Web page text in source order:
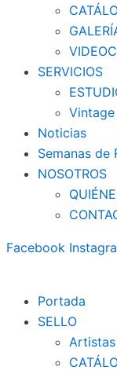
SERVICIOS
Noticias
Semanas de
NOSOTROS
Facebook
Portada
SELLO
Artistas